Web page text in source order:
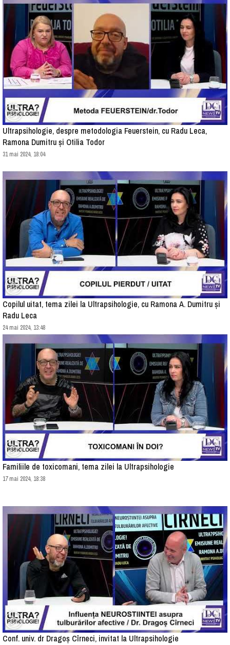
Ultrapsihologie, despre metodologia Feuerstein, cu Radu Leca,
Ramona Dumitru și Otilia Todor
31 mai 2024, 18:04
Copilul uitat, tema zilei la Ultrapsihologie, cu Ramona A. Dumitru și
Radu Leca
24 mai 2024, 13:48
Familiile de toxicomani, tema zilei la Ultrapsihologie
17 mai 2024, 18:38
Conf. univ. dr Dragoș Cîrneci, invitat la Ultrapsihologie